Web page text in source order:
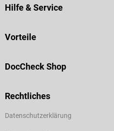
Hilfe & Service
Vorteile
DocCheck Shop
Rechtliches
Datenschutzerklärung